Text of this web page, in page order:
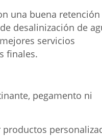
una buena retención
desalinización de
servicios
finales.
pegamento ni